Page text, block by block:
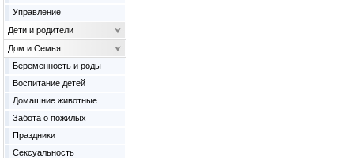
Управление
Дети и родители
Дом и Семья
Беременность и роды
Воспитание детей
Домашние животные
Забота о пожилых
Праздники
Сексуальность